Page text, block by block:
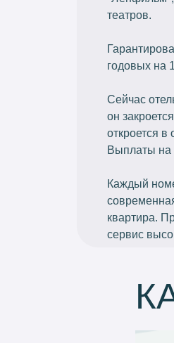
театров.
годовых на
Сейчас
он
откроется
Выплаты на
Каждый
квартира.
сервис